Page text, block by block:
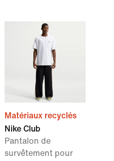
Matériaux recyclés
Nike Club
Pantalon de
survêtement pour